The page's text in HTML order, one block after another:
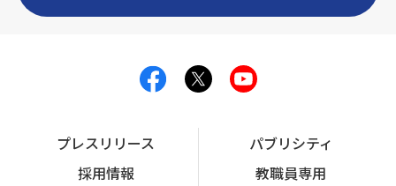
プレスリリース
パブリシティ
採用情報
教職員専用